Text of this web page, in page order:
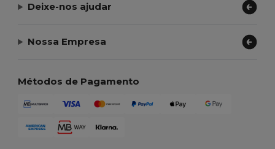
Deixe-nos ajudar
Nossa Empresa
Métodos de Pagamento